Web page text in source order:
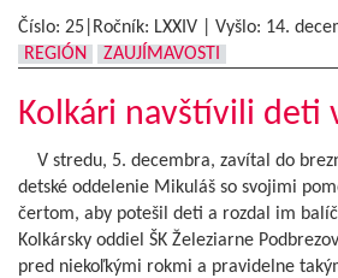
Číslo: 25|Ročník: LXXIV | Vyšlo: 14.
REGIÓN
ZAUJÍMAVOSTI
Kolkári navštívili deti
V stredu, 5. decembra, zavítal do
detské oddelenie Mikuláš so svojimi
čertom, aby potešil deti a rozdal im
Kolkársky oddiel ŠK Železiarne
pred niekoľkými rokmi a pravidelne